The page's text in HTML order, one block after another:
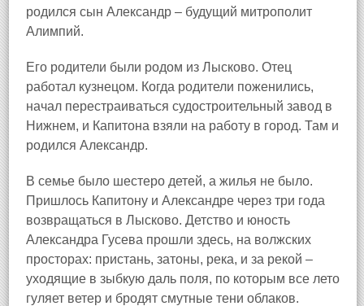
родился сын Александр – будущий митрополит
Алимпий.
Его родители были родом из Лысково. Отец
работал кузнецом. Когда родители поженились,
начал перестраиваться судостроительный завод в
Нижнем, и Капитона взяли на работу в город. Там и
родился Александр.
В семье было шестеро детей, а жилья не было.
Пришлось Капитону и Александре через три года
возвращаться в Лысково. Детство и юность
Александра Гусева прошли здесь, на волжских
просторах: пристань, затоны, река, и за рекой –
уходящие в зыбкую даль поля, по которым все лето
гуляет ветер и бродят смутные тени облаков.